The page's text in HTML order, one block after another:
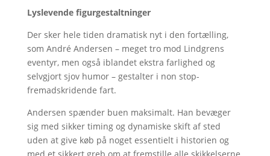
Lyslevende figurgestaltninger
Der sker hele tiden dramatisk nyt i den fortælling,
som André Andersen – meget tro mod Lindgrens
eventyr, men også iblandet ekstra farlighed og
selvgjort sjov humor – gestalter i non stop-
fremadskridende fart.
Andersen spænder buen maksimalt. Han bevæger
sig med sikker timing og dynamiske skift af sted
uden at give køb på noget essentielt i historien og
med et sikkert greb om at fremstille alle skikkelserne